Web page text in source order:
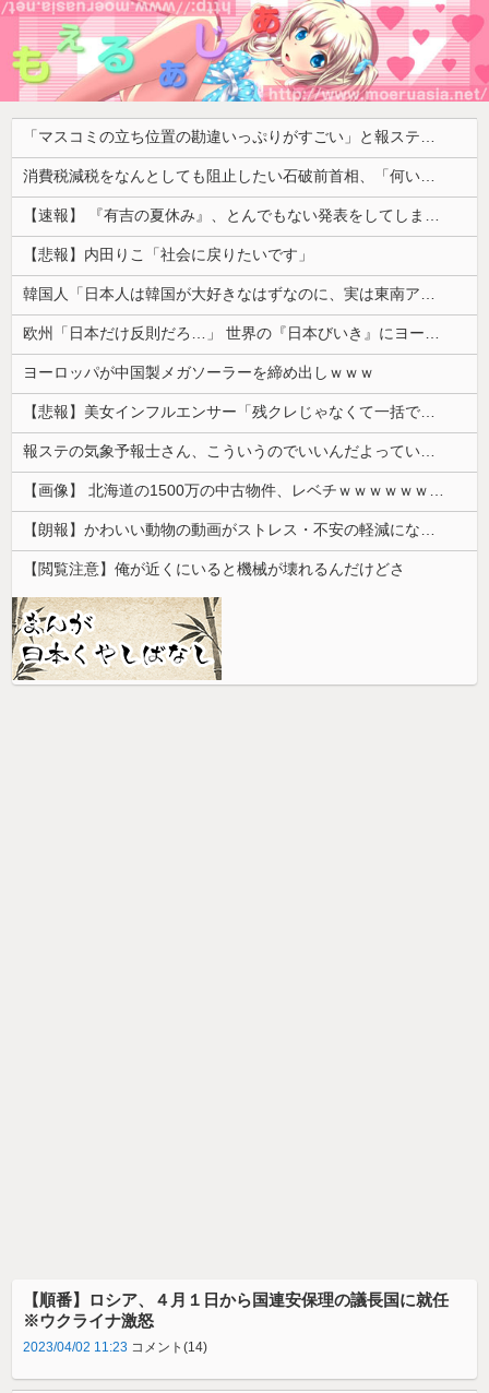
「マスコミの立ち位置の勘違いっぷりがすごい」と報ステ大越キャスターの台詞に視聴者絶句、高市とトランプを同列視させようという思惑がひしひしと
消費税減税をなんとしても阻止したい石破前首相、「何いってんのこいつ」と有権者をドン引きさせるよな屁理屈を……
【速報】 『有吉の夏休み』、とんでもない発表をしてしまう！！！！！
【悲報】内田りこ「社会に戻りたいです」
韓国人「日本人は韓国が大好きなはずなのに、実は東南アジア人と同列に見ているというのは本当なのですか？」
欧州「日本だけ反則だろ…」 世界の『日本びいき』にヨーロッパ全土から不満の声
ヨーロッパが中国製メガソーラーを締め出しｗｗｗ
【悲報】美女インフルエンサー「残クレじゃなくて一括でアルファード買っちゃった」コミュノート「！？」ｼｭﾊﾞﾊﾞﾊﾞﾊﾞﾊﾞ
報ステの気象予報士さん、こういうのでいいんだよっていう横乳の張り
【画像】 北海道の1500万の中古物件、レベチｗｗｗｗｗｗｗｗｗｗｗｗｗｗｗｗｗｗｗｗ
【朗報】かわいい動物の動画がストレス・不安の軽減になる可能性。英大学の研究で実証
【閲覧注意】俺が近くにいると機械が壊れるんだけどさ
【順番】ロシア、４月１日から国連安保理の議長国に就任
※ウクライナ激怒
2023/04/02 11:23 コメント(14)